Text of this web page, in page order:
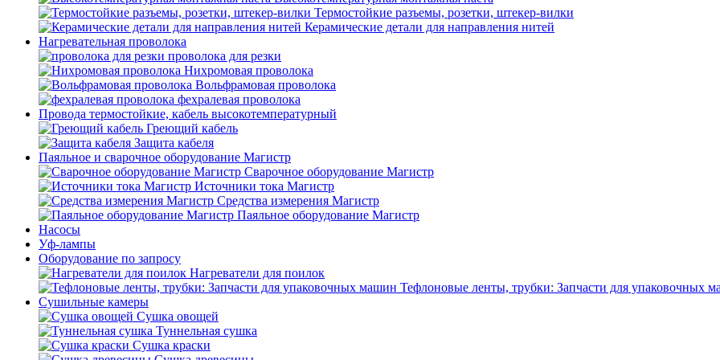
Термостойкие разъемы, розетки, штекер-вилки
Керамические детали для направления нитей
Нагревательная проволока
проволока для резки
Нихромовая проволока
Вольфрамовая проволока
фехралевая проволока
Провода термостойкие, кабель высокотемпературный
Греющий кабель
Защита кабеля
Паяльное и сварочное оборудование Магистр
Сварочное оборудование Магистр
Источники тока Магистр
Средства измерения Магистр
Паяльное оборудование Магистр
Насосы
Уф-лампы
Оборудование по запросу
Нагреватели для поилок
Тефлоновые ленты, трубки: Запчасти для упаковочных
Сушильные камеры
Сушка овощей
Туннельная сушка
Сушка краски